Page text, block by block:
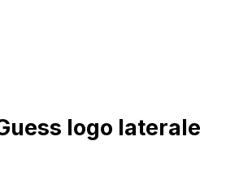
logo laterale